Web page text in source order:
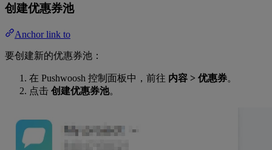
创建优惠券池
Anchor link to
要创建新的优惠券池：
在 Pushwoosh 控制面板中，前往 内容 > 优惠券。
点击 创建优惠券池。